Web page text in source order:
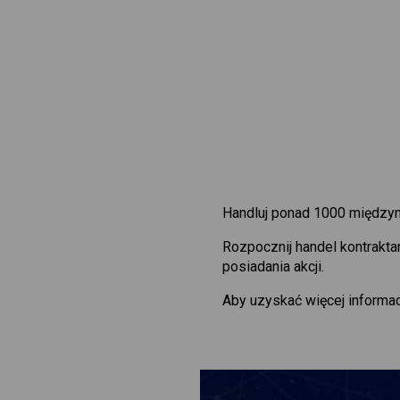
Handluj ponad 1000
Rozpocznij handel
posiadania akcji.
Aby uzyskać więcej